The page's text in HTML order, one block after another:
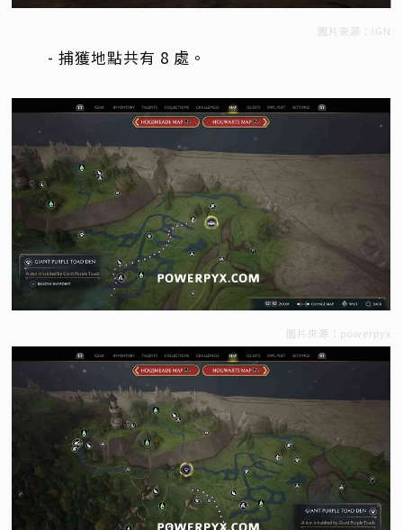
圖片來源：IGN
- 捕獲地點共有 8 處。
圖片來源：powerpyx